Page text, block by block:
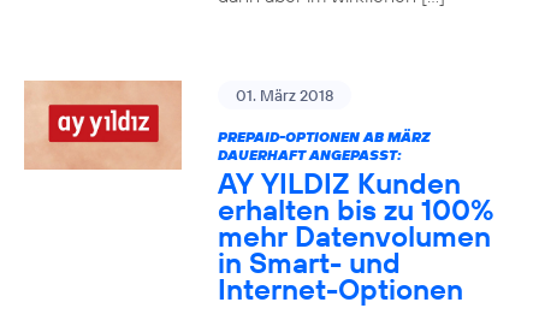
01. März 2018
PREPAID-OPTIONEN AB MÄRZ
DAUERHAFT ANGEPASST:
AY YILDIZ Kunden
erhalten bis zu 100%
mehr Datenvolumen
in Smart- und
Internet-Optionen